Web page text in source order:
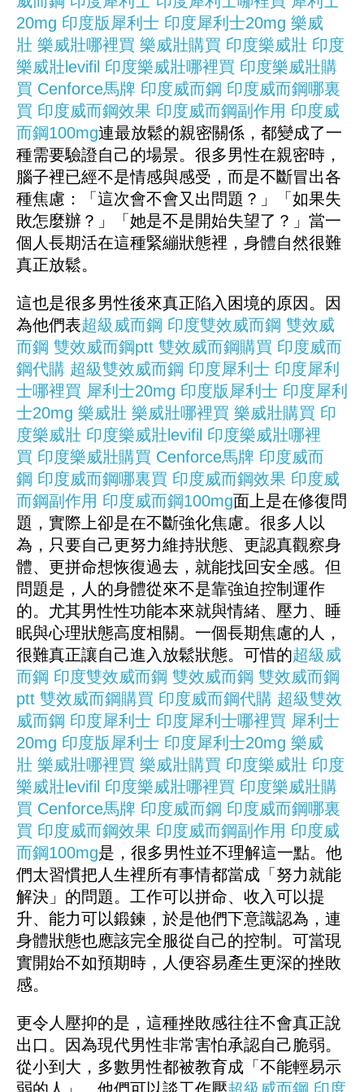
20mg 印度版犀利士 印度犀利士20mg 樂威
壯 樂威壯哪裡買 樂威壯購買 印度樂威壯 印度
樂威壯levifil 印度樂威壯哪裡買 印度樂威壯購
買 Cenforce馬牌 印度威而鋼 印度威而鋼哪裏
買 印度威而鋼效果 印度威而鋼副作用 印度威
而鋼100mg連最放鬆的親密關係，都變成了一
種需要驗證自己的場景。很多男性在親密時，
腦子裡已經不是情感與感受，而是不斷冒出各
種焦慮：「這次會不會又出問題？」「如果失
敗怎麼辦？」「她是不是開始失望了？」當一
個人長期活在這種緊繃狀態裡，身體自然很難
真正放鬆。
這也是很多男性後來真正陷入困境的原因。因
為他們表超級威而鋼 印度雙效威而鋼 雙效威
而鋼 雙效威而鋼ptt 雙效威而鋼購買 印度威而
鋼代購 超級雙效威而鋼 印度犀利士 印度犀利
士哪裡買 犀利士20mg 印度版犀利士 印度犀利
士20mg 樂威壯 樂威壯哪裡買 樂威壯購買 印
度樂威壯 印度樂威壯levifil 印度樂威壯哪裡
買 印度樂威壯購買 Cenforce馬牌 印度威而
鋼 印度威而鋼哪裏買 印度威而鋼效果 印度威
而鋼副作用 印度威而鋼100mg面上是在修復問
題，實際上卻是在不斷強化焦慮。很多人以
為，只要自己更努力維持狀態、更認真觀察身
體、更拼命想恢復過去，就能找回安全感。但
問題是，人的身體從來不是靠強迫控制運作
的。尤其男性性功能本來就與情緒、壓力、睡
眠與心理狀態高度相關。一個長期焦慮的人，
很難真正讓自己進入放鬆狀態。可惜的超級威
而鋼 印度雙效威而鋼 雙效威而鋼 雙效威而鋼
ptt 雙效威而鋼購買 印度威而鋼代購 超級雙效
威而鋼 印度犀利士 印度犀利士哪裡買 犀利士
20mg 印度版犀利士 印度犀利士20mg 樂威
壯 樂威壯哪裡買 樂威壯購買 印度樂威壯 印度
樂威壯levifil 印度樂威壯哪裡買 印度樂威壯購
買 Cenforce馬牌 印度威而鋼 印度威而鋼哪裏
買 印度威而鋼效果 印度威而鋼副作用 印度威
而鋼100mg是，很多男性並不理解這一點。他
們太習慣把人生裡所有事情都當成「努力就能
解決」的問題。工作可以拼命、收入可以提
升、能力可以鍛鍊，於是他們下意識認為，連
身體狀態也應該完全服從自己的控制。可當現
實開始不如預期時，人便容易產生更深的挫敗
感。
更令人壓抑的是，這種挫敗感往往不會真正說
出口。因為現代男性非常害怕承認自己脆弱。
從小到大，多數男性都被教育成「不能輕易示